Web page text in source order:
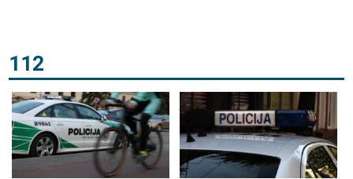
112